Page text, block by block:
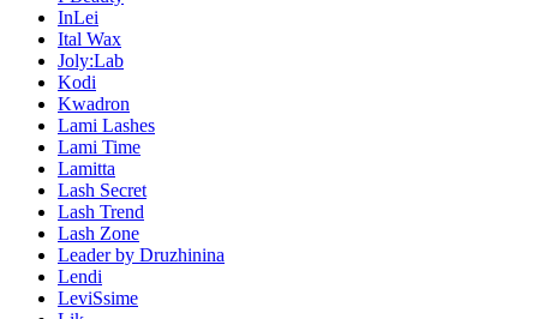
InLei
Ital Wax
Joly:Lab
Kodi
Kwadron
Lami Lashes
Lami Time
Lamitta
Lash Secret
Lash Trend
Lash Zone
Leader by Druzhinina
Lendi
LeviSsime